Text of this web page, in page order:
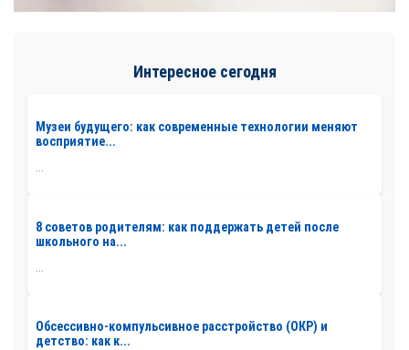
Интересное сегодня
Музеи будущего: как современные технологии меняют
восприятие...
...
8 советов родителям: как поддержать детей после
школьного на...
Обсессивно-компульсивное расстройство (ОКР) и
детство: как к...